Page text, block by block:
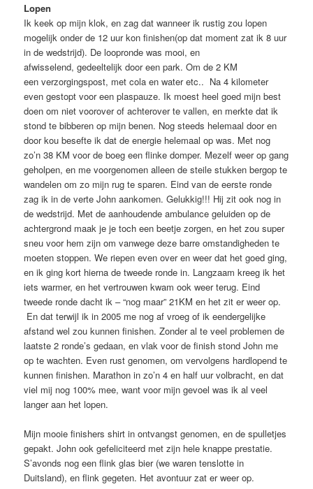
Lopen
Ik keek op mijn klok, en zag dat wanneer ik rustig zou lopen
mogelijk onder de 12 uur kon finishen(op dat moment zat ik 8 uur
in de wedstrijd). De loopronde was mooi, en
afwisselend, gedeeltelijk door een park. Om de 2 KM
een verzorgingspost, met cola en water etc.. Na 4 kilometer
even gestopt voor een plaspauze. Ik moest heel goed mijn best
doen om niet voorover of achterover te vallen, en merkte dat ik
stond te bibberen op mijn benen. Nog steeds helemaal door en
door kou besefte ik dat de energie helemaal op was. Met nog
zo’n 38 KM voor de boeg een flinke domper. Mezelf weer op gang
geholpen, en me voorgenomen alleen de steile stukken bergop te
wandelen om zo mijn rug te sparen. Eind van de eerste ronde
zag ik in de verte John aankomen. Gelukkig!!! Hij zit ook nog in
de wedstrijd. Met de aanhoudende ambulance geluiden op de
achtergrond maak je je toch een beetje zorgen, en het zou super
sneu voor hem zijn om vanwege deze barre omstandigheden te
moeten stoppen. We riepen even over en weer dat het goed ging,
en ik ging kort hierna de tweede ronde in. Langzaam kreeg ik het
iets warmer, en het vertrouwen kwam ook weer terug. Eind
tweede ronde dacht ik – “nog maar” 21KM en het zit er weer op.
En dat terwijl ik in 2005 me nog af vroeg of ik eendergelijke
afstand wel zou kunnen finishen. Zonder al te veel problemen de
laatste 2 ronde’s gedaan, en vlak voor de finish stond John me
op te wachten. Even rust genomen, om vervolgens hardlopend te
kunnen finishen. Marathon in zo’n 4 en half uur volbracht, en dat
viel mij nog 100% mee, want voor mijn gevoel was ik al veel
langer aan het lopen.
Mijn mooie finishers shirt in ontvangst genomen, en de spulletjes
gepakt. John ook gefeliciteerd met zijn hele knappe prestatie.
S’avonds nog een flink glas bier (we waren tenslotte in
Duitsland), en flink gegeten. Het avontuur zat er weer op.